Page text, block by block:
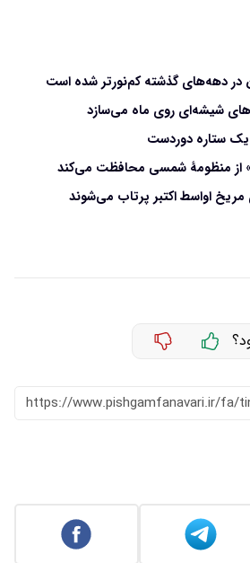
در دهه‌های گذشته کم‌نورتر شده است
شیشه‌ای روی ماه می‌سازد
ستاره دوردست
از منظومۀ شمسی محافظت می‌کند
اواسط اکتبر پرتاب می‌شوند
https://www.pishgamfanavari.ir/fa/